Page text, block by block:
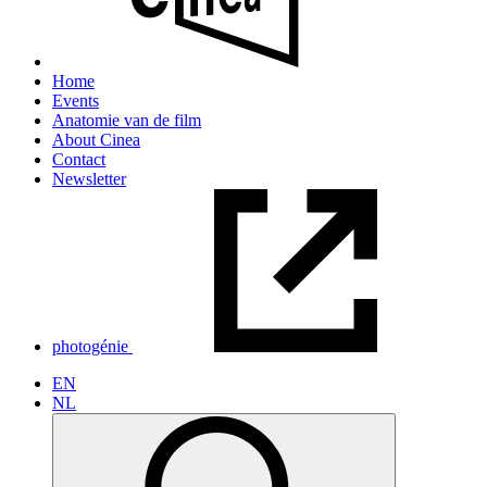
Home
Events
Anatomie van de film
About Cinea
Contact
Newsletter
photogénie
EN
NL